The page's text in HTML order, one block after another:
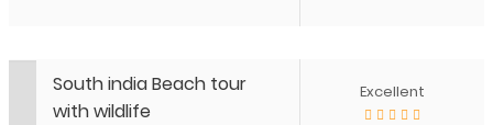
South india Beach tour
with wildlife
Excellent